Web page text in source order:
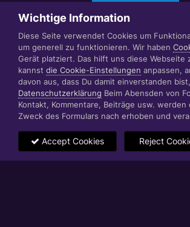
Datenschutzerklärung
© 1999 - 2022 RÄBIGER
www.raebiger.pro
Powered by Invision Community
Wichtige Information
Diese Seite verwendet Cookies um
um generell zu funktionieren. Wir haben
Gerät platziert. Das hilft uns diese Webseite
kannst die Cookie-Einstellungen anpassen,
davon aus, dass Du damit einverstanden
Datenschutzerklärung Beim Abensden von
Kontakt, Kommentare, Beiträge usw. werden
Zweck des Formulars nach erhoben und
Accept Cookies Reject